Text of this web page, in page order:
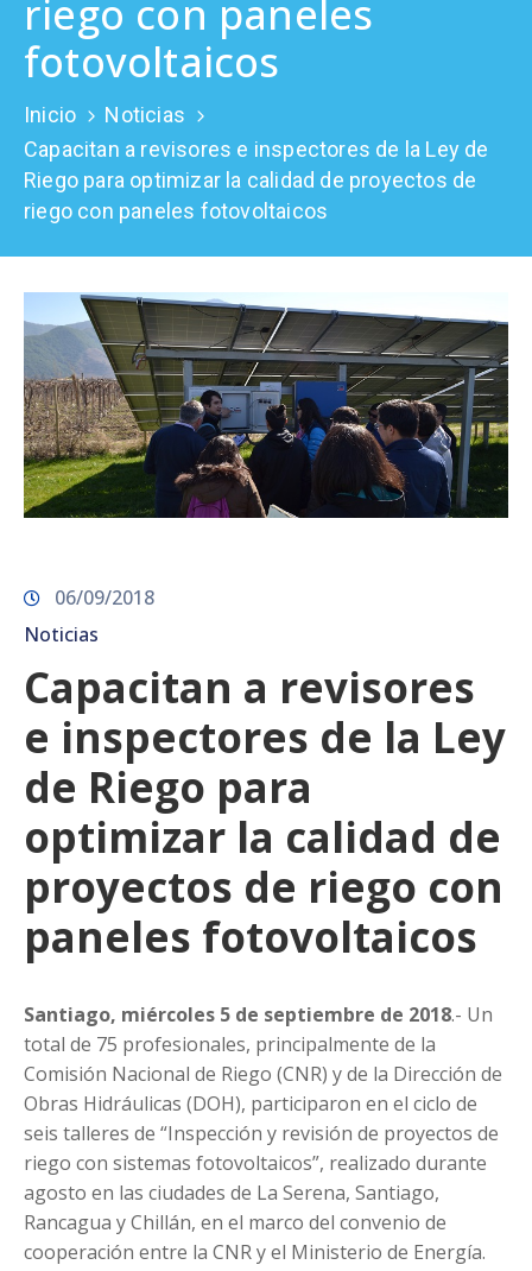
Prensa
riego con paneles
fotovoltaicos
Inicio
Noticias
Capacitan a revisores e inspectores de la Ley de
Riego para optimizar la calidad de proyectos de
riego con paneles fotovoltaicos
06/09/2018
Noticias
Capacitan a revisores
e inspectores de la Ley
de Riego para
optimizar la calidad de
proyectos de riego con
paneles fotovoltaicos
Santiago, miércoles 5 de septiembre de 2018.- Un
total de 75 profesionales, principalmente de la
Comisión Nacional de Riego (CNR) y de la Dirección de
Obras Hidráulicas (DOH), participaron en el ciclo de
seis talleres de “Inspección y revisión de proyectos de
riego con sistemas fotovoltaicos”, realizado durante
agosto en las ciudades de La Serena, Santiago,
Rancagua y Chillán, en el marco del convenio de
cooperación entre la CNR y el Ministerio de Energía.